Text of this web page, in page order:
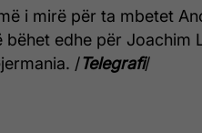
i mirë për ta mbetet
bëhet edhe për Joachim
/Telegrafi/